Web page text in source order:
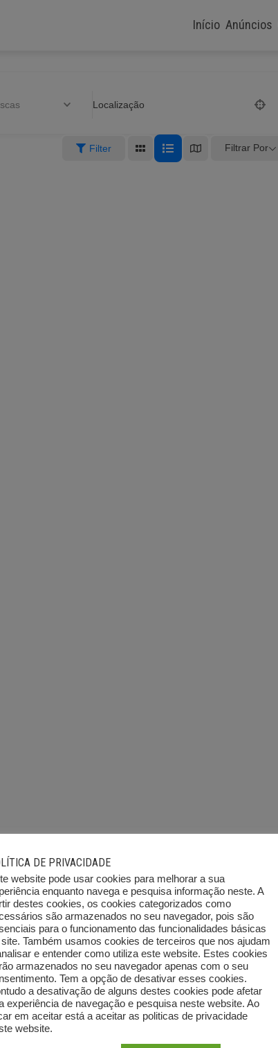
Início Anúncios
Localização
Filter Filtrar Por
DE PRIVACIDADE
website pode usar cookies para melhorar a sua
enquanto navega e pesquisa informação neste. A
destes cookies, os cookies categorizados como
são armazenados no seu navegador, pois são
para o funcionamento das funcionalidades básicas
Também usamos cookies de terceiros que nos ajudam
e entender como utiliza este website. Estes cookies
armazenados no seu navegador apenas com o seu
Tem a opção de desativar esses cookies.
a desativação de alguns destes cookies pode afetar
experiência de navegação e pesquisa neste website. Ao
em aceitar está a aceitar as politicas de privacidade
website.